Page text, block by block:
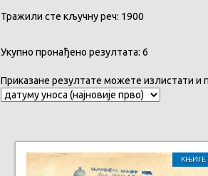
Тражили сте кључну реч: 1900
Укупно пронађено резултата: 6
Приказане резултате можете излистати и
КЊИГЕ